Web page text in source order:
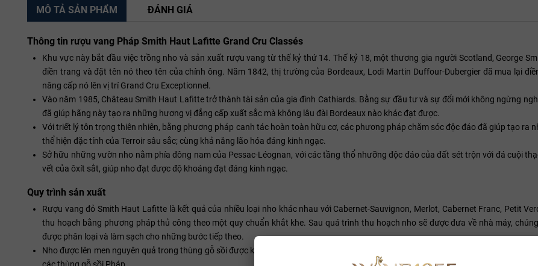
MÔ TẢ SẢN PHẨM ĐÁNH GIÁ
Thông tin rượu vang Pháp Smith Haut Lafitte Grand Cru Classés
Khu vực này bắt đầu việc trồng nho và sản xuất rượu vang từ thế kỷ thứ 14. Thế kỷ 18, một thương gia người Scotland, George
điền trang và đặt tên nó theo tên của chính ông. Năm 1842, thị trường của Bordeaux, Lodi Martin Duffour-Dubergier đã mua lại
nâng cấp nó lên vị trí Grand Cru Exceptionnel.
Vào năm 1985, Château Smith Haut Lafitte trở thành tài sản của gia đình Cathiards. Bằng sự đầu tư và sự đổi mới không ngừng
đã giúp hãng này tạo ra những hương vị đẳng cấp xuất sắc mà không lâu đài Bordeaux nào khác đạt được.
Với triết lý tôn trọng thiên nhiên, bằng phương pháp canh tác hoàn toàn hữu cơ, các phương pháp chăm sóc độc đáo đã giúp tạo ra
thể hiện đặc tính của Terroir sâu sắc; cùng khả năng lão hóa đáng kinh ngạc.
Sở hữu những vườn nho nằm phía đông nam của Pessac-Léognan, với các tầng thổ nhưỡng độc đáo của đất sét trộn với đá cuội
vết của ôxít sắt, giúp nho đạt được độ khoáng đạt đáng kinh ngạc.
Quy trình sản xuất
Rượu vang đỏ Smith Haut Lafitte là kết quả của nhiều loại nho khác nhau với Cabernet-Sauvignon, Merlot, Cabernet Franc, Petit
thu hoạch bằng phương pháp thủ công theo một quy chuẩn khắt khe. Sau quá trình thu hoạch nho sẽ được đưa về nhà máy,
được phân loại và làm sạch cho những bước tiếp theo.
Nho được lên men nguyên quả trong thùng gỗ sồi được kiểm soát nhiệt độ với kích thước khác nhau. Sau đó tiếp tục được lên men
các thùng gỗ sồi Pháp.